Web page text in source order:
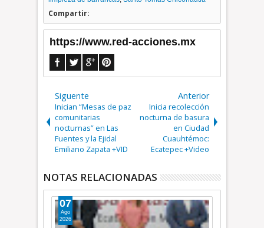
Compartir:
https://www.red-acciones.mx
Siguente
Inician “Mesas de paz
comunitarias
nocturnas” en Las
Fuentes y la Ejidal
Emiliano Zapata +VID
Anterior
Inicia recolección
nocturna de basura
en Ciudad
Cuauhtémoc:
Ecatepec +Video
NOTAS RELACIONADAS
07
Ago
2026